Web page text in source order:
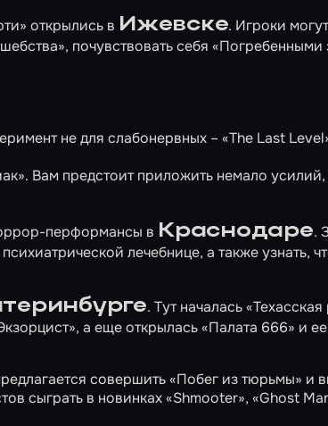
открылись в Ижевске. Игроки
, почувствовать себя «Погребенными
не для слабонервных –«The Last
. Вам предстоит приложить немало
перформансы в Краснодаре.
психиатрической лечебнице, а также узнать,
. Тут началась«Техасская
, а еще открылась«Палата 666» и
совершить«Побег из тюрьмы» и
сыграть в новинках«Shmooter», «Ghost